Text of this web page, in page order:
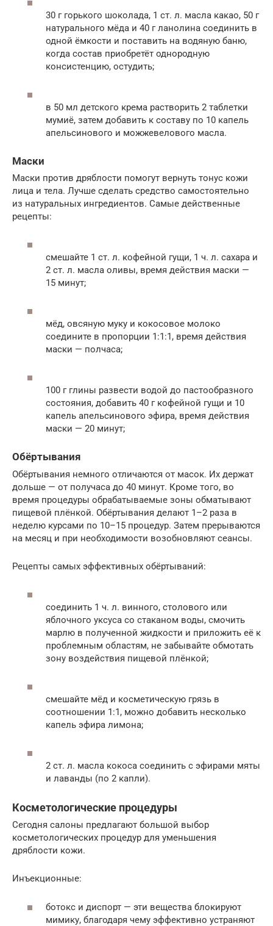
30 г горького шоколада, 1 ст. л. масла какао, 50 г
натурального мёда и 40 г ланолина соединить в
одной ёмкости и поставить на водяную баню,
когда состав приобретёт однородную
консистенцию, остудить;
в 50 мл детского крема растворить 2 таблетки
мумиё, затем добавить к составу по 10 капель
апельсинового и можжевелового масла.
Маски
Маски против дряблости помогут вернуть тонус кожи
лица и тела. Лучше сделать средство самостоятельно
из натуральных ингредиентов. Самые действенные
рецепты:
смешайте 1 ст. л. кофейной гущи, 1 ч. л. сахара и
2 ст. л. масла оливы, время действия маски —
15 минут;
мёд, овсяную муку и кокосовое молоко
соедините в пропорции 1:1:1, время действия
маски — полчаса;
100 г глины развести водой до пастообразного
состояния, добавить 40 г кофейной гущи и 10
капель апельсинового эфира, время действия
маски — 20 минут;
Обёртывания
Обёртывания немного отличаются от масок. Их держат
дольше — от получаса до 40 минут. Кроме того, во
время процедуры обрабатываемые зоны обматывают
пищевой плёнкой. Обёртывания делают 1–2 раза в
неделю курсами по 10–15 процедур. Затем прерываются
на месяц и при необходимости возобновляют сеансы.
Рецепты самых эффективных обёртываний:
соединить 1 ч. л. винного, столового или
яблочного уксуса со стаканом воды, смочить
марлю в полученной жидкости и приложить её к
проблемным областям, не забывайте обмотать
зону воздействия пищевой плёнкой;
смешайте мёд и косметическую грязь в
соотношении 1:1, можно добавить несколько
капель эфира лимона;
2 ст. л. масла кокоса соединить с эфирами мяты
и лаванды (по 2 капли).
Косметологические процедуры
Сегодня салоны предлагают большой выбор
косметологических процедур для уменьшения
дряблости кожи.
Инъекционные:
ботокс и диспорт — эти вещества блокируют
мимику, благодаря чему эффективно устраняют